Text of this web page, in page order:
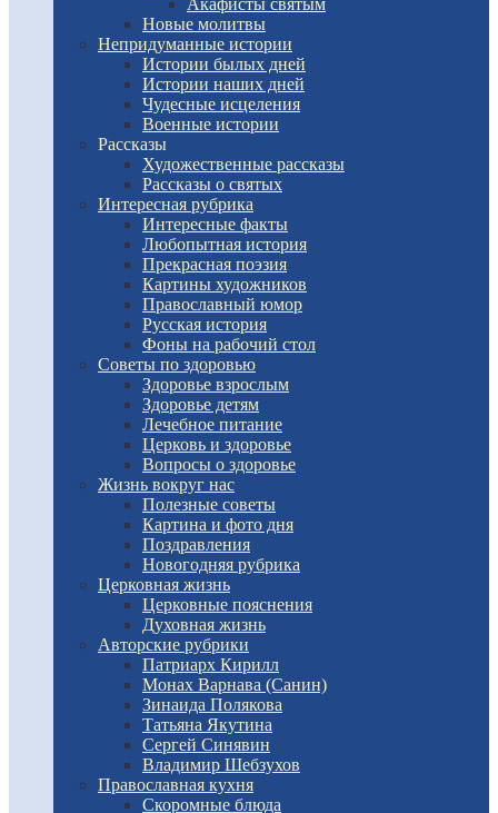
Акафисты святым
Новые молитвы
Непридуманные истории
Истории былых дней
Истории наших дней
Чудесные исцеления
Военные истории
Рассказы
Художественные рассказы
Рассказы о святых
Интересная рубрика
Интересные факты
Любопытная история
Прекрасная поэзия
Картины художников
Православный юмор
Русская история
Фоны на рабочий стол
Советы по здоровью
Здоровье взрослым
Здоровье детям
Лечебное питание
Церковь и здоровье
Вопросы о здоровье
Жизнь вокруг нас
Полезные советы
Картина и фото дня
Поздравления
Новогодняя рубрика
Церковная жизнь
Церковные пояснения
Духовная жизнь
Авторские рубрики
Патриарх Кирилл
Монах Варнава (Санин)
Зинаида Полякова
Татьяна Якутина
Сергей Синявин
Владимир Шебзухов
Православная кухня
Скоромные блюда